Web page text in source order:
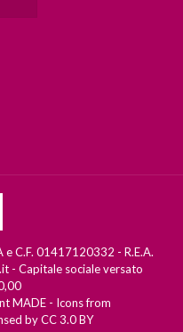
C.F. 01417120332 - R.E.A.
- Capitale sociale versato
MADE - Icons from
byCC 3.0 BY